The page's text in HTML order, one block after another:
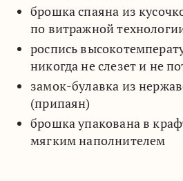
брошка спаяна из
по витражной
роспись
никогда не слезет и не
замок-булавка из
(припаян)
брошка упакована в
мягким наполнителем